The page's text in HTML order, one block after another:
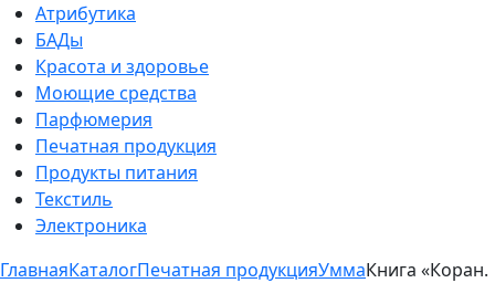
Атрибутика
БАДы
Красота и здоровье
Моющие средства
Парфюмерия
Печатная продукция
Продукты питания
Текстиль
Электроника
ГлавнаяКаталогПечатная продукцияУммаКнига «Коран.